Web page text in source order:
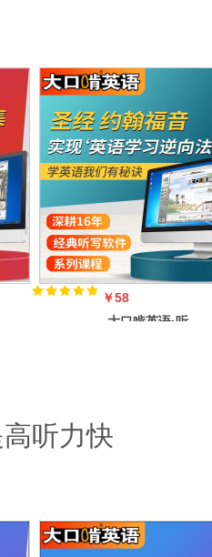
￥58
大口啃英语·听
听力快